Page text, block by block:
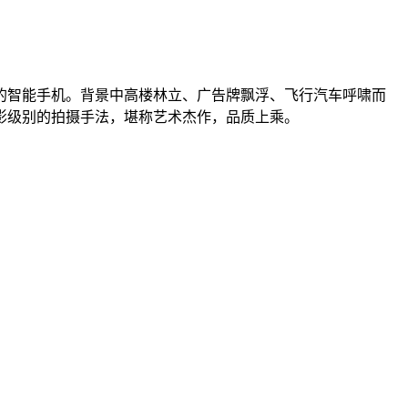
能手机。背景中高楼林立、广告牌飘浮、飞行汽车呼啸而
别的拍摄手法，堪称艺术杰作，品质上乘。